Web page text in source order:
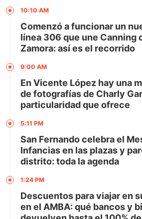
10:10 AM
Comenzó a funcionar un
línea 306 que une Canning
Zamora: así es el recorrido
9:00 AM
En Vicente López hay una
de fotografías de Charly
particularidad que ofrece
5:11 PM
San Fernando celebra el
Infancias en las plazas y
distrito: toda la agenda
1:24 PM
Descuentos para viajar en
en el AMBA: qué bancos y